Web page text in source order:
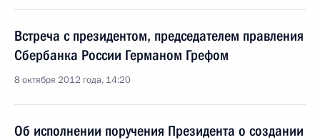
Встреча с президентом, председателем правления
Сбербанка России Германом Грефом
8 октября 2012 года, 14:20
Об исполнении поручения Президента о создании